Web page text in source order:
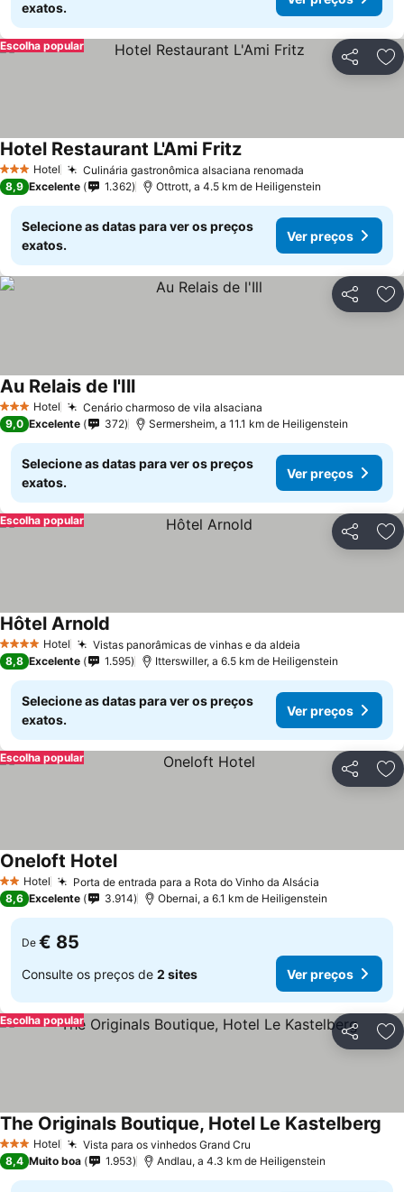
exatos.
Partilhar
Escolha popular
3 EstrelasHotel Culinária gastronômica alsaciana renomada
Hotel Restaurant L'Ami Fritz
8,9 Excelente 1.362 Ottrott, a 4.5 km de Heiligenstein
Selecione as datas para ver os preços
exatos.
Ver preços
Partilhar
3 EstrelasHotel Cenário charmoso de vila alsaciana
Au Relais de l'Ill
9,0 Excelente 372 Sermersheim, a 11.1 km de Heiligenstein
Selecione as datas para ver os preços
exatos.
Ver preços
Partilhar
Escolha popular
4 EstrelasHotel Vistas panorâmicas de vinhas e da aldeia
Hôtel Arnold
8,8 Excelente 1.595 Itterswiller, a 6.5 km de Heiligenstein
Selecione as datas para ver os preços
exatos.
Ver preços
Partilhar
Escolha popular
2 Estrelas
Hotel Porta de entrada para a Rota do Vinho da Alsácia
Oneloft Hotel
8,6 Excelente 3.914 Obernai, a 6.1 km de Heiligenstein
De € 85
Consulte os preços de 2 sites Ver preços
Partilhar
Escolha popular
3 EstrelasHotel Vista para os vinhedos Grand Cru
The Originals Boutique, Hotel Le Kastelberg
8,4 Muito boa 1.953 Andlau, a 4.3 km de Heiligenstein